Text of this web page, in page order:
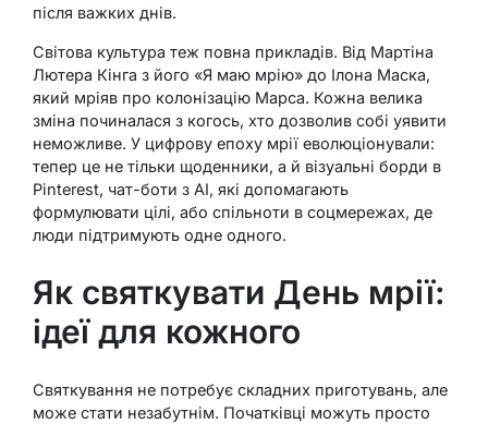
після важких днів.
Світова культура теж повна прикладів. Від Мартіна
Лютера Кінга з його «Я маю мрію» до Ілона Маска,
який мріяв про колонізацію Марса. Кожна велика
зміна починалася з когось, хто дозволив собі уявити
неможливе. У цифрову епоху мрії еволюціонували:
тепер це не тільки щоденники, а й візуальні борди в
Pinterest, чат-боти з AI, які допомагають
формулювати цілі, або спільноти в соцмережах, де
люди підтримують одне одного.
Як святкувати День мрії:
ідеї для кожного
Святкування не потребує складних приготувань, але
може стати незабутнім. Початківці можуть просто